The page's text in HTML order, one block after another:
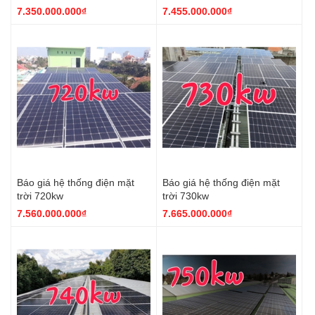
7.350.000.000₫
7.455.000.000₫
Báo giá hệ thống điện mặt
trời 720kw
7.560.000.000₫
Báo giá hệ thống điện mặt
trời 730kw
7.665.000.000₫